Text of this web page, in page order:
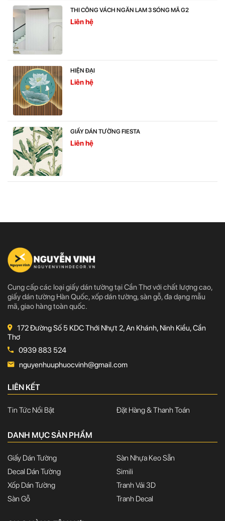
THI CÔNG VÁCH NGĂN LAM 3 SÓNG MÃ G2
Liên hệ
HIỆN ĐẠI
Liên hệ
GIẤY DÁN TƯỜNG FIESTA
Liên hệ
Cung cấp các loại giấy dán tường tại Cần Thơ với chất lượng cao,
giấy dán tường Hàn Quốc, xốp dán tường, sàn gỗ, đa dạng mẫu
mã, giao hàng toàn quốc.
172 Đường Số 5 KDC Thới Nhựt 2, An Khánh, Ninh Kiều, Cần
Thơ
0939 883 524
nguyenhuuphuocvinh@gmail.com
LIÊN KẾT
Tin Tức Nổi Bật Đặt Hàng & Thanh Toán
DANH MỤC SẢN PHẨM
Giấy Dán Tường
Decal Dán Tường
Xốp Dán Tường
Sàn Gỗ
Sàn Nhựa Keo Sẵn
Simili
Tranh Vải 3D
Tranh Decal